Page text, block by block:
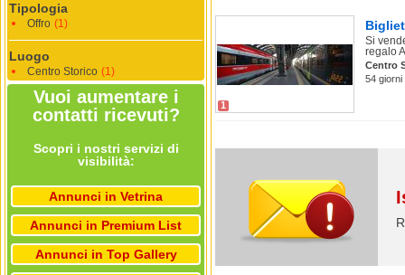
Tipologia
Offro (1)
Luogo
Centro Storico (1)
Vuoi aumentare i
contatti ricevuti?
Scopri i nostri servizi di
visibilità:
Annunci in Vetrina
Annunci in Premium List
Annunci in Top Gallery
1
Si
regalo
Centro
54 giorni